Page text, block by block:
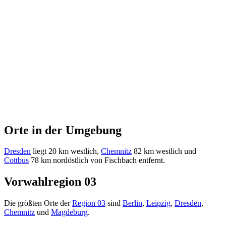
Orte in der Umgebung
Dresden liegt 20 km westlich, Chemnitz 82 km westlich und
Cottbus 78 km nordöstlich von Fischbach entfernt.
Vorwahlregion 03
Die größten Orte derRegion 03 sind Berlin, Leipzig, Dresden,
Chemnitz und Magdeburg.